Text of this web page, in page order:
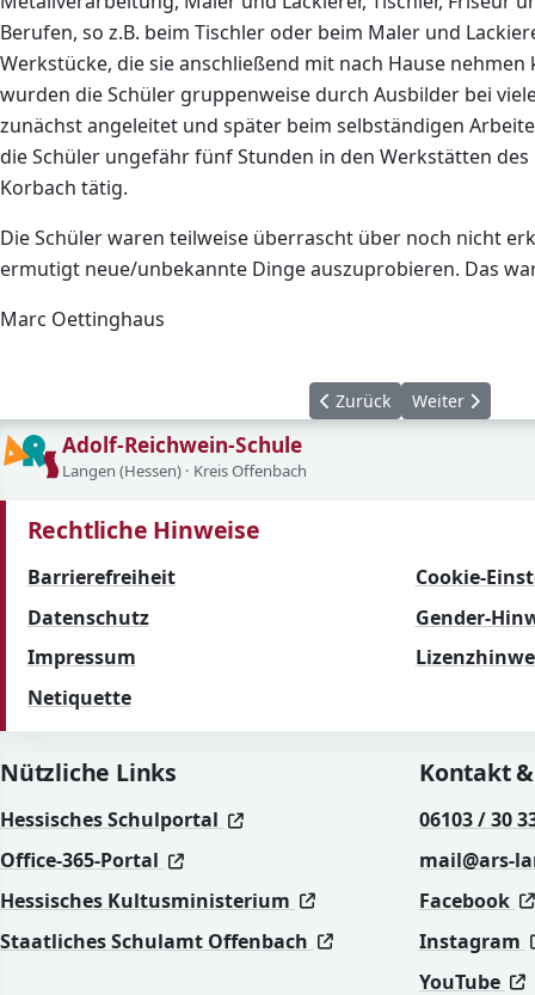
Berufen, so z.B. beim Tischler oder beim Maler und
Werkstücke, die sie anschließend mit nach Hause
wurden die Schüler gruppenweise durch Ausbilder bei
zunächst angeleitet und später beim selbständigen
die Schüler ungefähr fünf Stunden in den Werkstätten
Korbach tätig.
Die Schüler waren teilweise überrascht über noch nicht
ermutigt neue/unbekannte Dinge auszuprobieren. Das
Marc Oettinghaus
Vorheriger Beitrag:
Zurück Nächster
Weiter
Adolf-Reichwein-Schule
Langen (Hessen) · Kreis Offenbach
Rechtliche Hinweise
Barrierefreiheit
Cookie-
Datenschutz
Gender-
Impressum
Netiquette
Nützliche Links
Hessisches Schulportal (öffnet in neuem Fenster)
(öffnet in neuem Fenster)
Office-365-Portal
(öffnet in neuem Fenster)
(öffnet in neuem Fenster)
Hessisches Kultusministerium
(öffnet in neuem
(öffnet in neuem
Staatliches Schulamt Offenbach
(öffnet in neuem
(öffnet in neuem
Kontakt
06103 / 30
mail@ars-
Facebook
Instagram
YouTube